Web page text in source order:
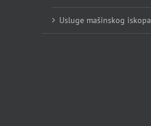
Usluge mašinskog iskopa